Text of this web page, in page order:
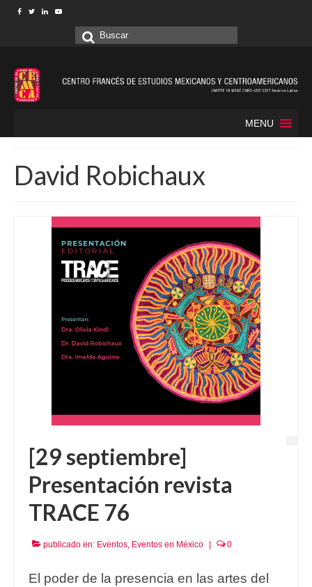
Buscar
MENU
David Robichaux
[29 septiembre]
Presentación revista
TRACE 76
publicado en: Eventos, Eventos en México 0
El poder de la presencia en las artes del